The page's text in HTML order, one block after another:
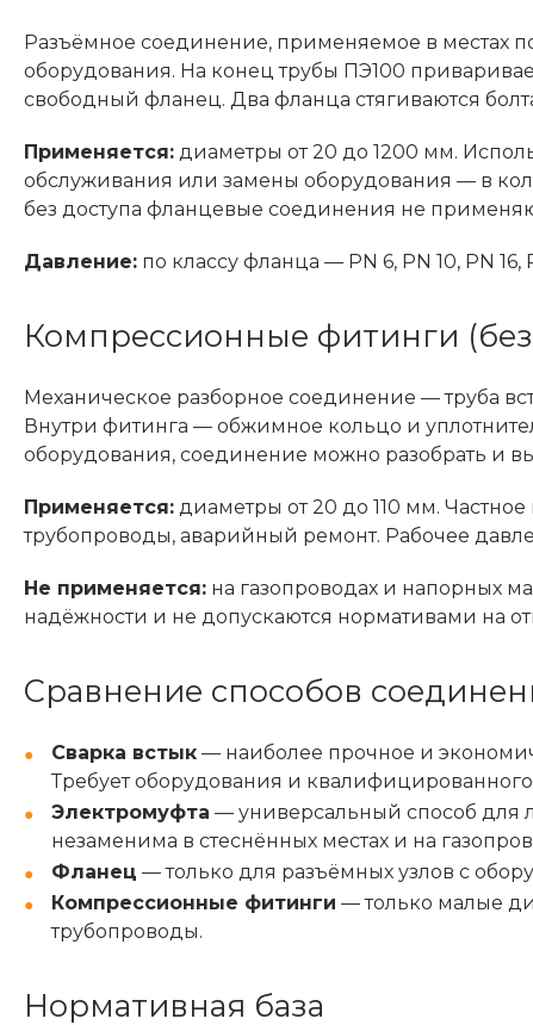
Разъёмное соединение, применяемое в местах
оборудования. На конец трубы ПЭ100
свободный фланец. Два фланца стягиваются
Применяется: диаметры от 20 до 1200 мм.
обслуживания или замены оборудования — в
без доступа фланцевые соединения не
Давление: по классу фланца — PN 6, PN 10, PN 16,
Компрессионные фитинги
Механическое разборное соединение — труба
Внутри фитинга — обжимное кольцо и
оборудования, соединение можно разобрать и
Применяется: диаметры от 20 до 110 мм.
трубопроводы, аварийный ремонт. Рабочее
Не применяется: на газопроводах и напорных
надёжности и не допускаются нормативами на
Сравнение способов
Сварка встык— наиболее прочное и
Требует оборудования и
Электромуфта — универсальный способ для
незаменима в стеснённых местах и на
Фланец — только для разъёмных узлов с
Компрессионные фитинги — только малые
трубопроводы.
Нормативная база